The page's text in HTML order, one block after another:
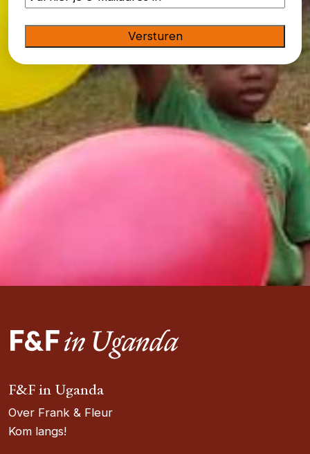
F&F in Uganda
Over Frank & Fleur
Kom langs!